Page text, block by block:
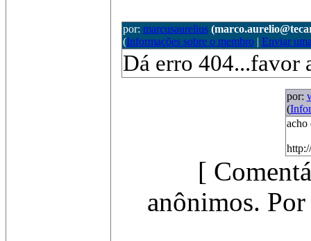
por: marcusaurelius
(Informações sobre o membro| Enviar
Dá erro 404...favor
por:
(
acho
[
anônimos.